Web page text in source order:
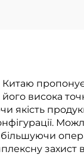
висока
якість